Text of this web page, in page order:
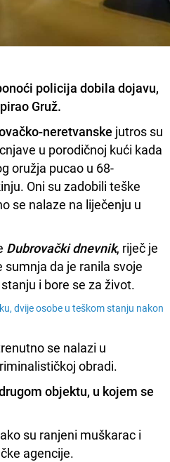
policija dobila dojavu,
Gruž.
neretvanske jutros su
u porodičnoj kući kada
oružja pucao u 68-
Oni su zadobili teške
se nalaze na liječenju u
Dubrovački dnevnik, riječ je
da je ranila svoje
i bore se za život.
dvije osobe u teškom stanju nakon
se nalazi u
obradi.
objektu, u kojem se
su ranjeni muškarac i
agencije.